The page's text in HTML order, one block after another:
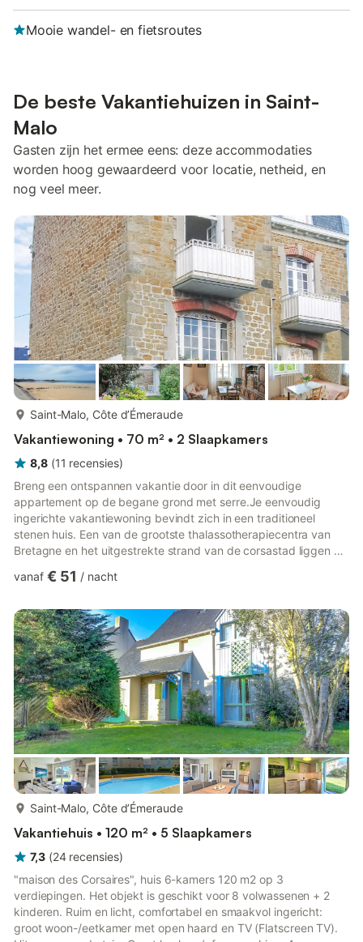
Mooie wandel- en fietsroutes
De beste Vakantiehuizen in Saint-
Malo
Gasten zijn het ermee eens: deze accommodaties
worden hoog gewaardeerd voor locatie, netheid, en
nog veel meer.
Saint-Malo, Côte d’Émeraude
Vakantiewoning • 70 m² • 2 Slaapkamers
8,8 (11 recensies)
Breng een ontspannen vakantie door in dit eenvoudige
appartement op de begane grond met serre.Je eenvoudig
ingerichte vakantiewoning bevindt zich in een traditioneel
stenen huis. Een van de grootste thalassotherapiecentra van
Bretagne en het uitgestrekte strand van de corsastad liggen op
eetkamer met houten meubels. Maak het jezelf gemakkelijk op
zorgt 's avonds voor entertainment. De kamers zijn licht en
goed verlicht dankzij de grote ramen.Geniet van de beschutte
serre met u...
vanaf € 51 / nacht
Saint-Malo, Côte d’Émeraude
Vakantiehuis • 120 m² • 5 Slaapkamers
7,3 (24 recensies)
"maison des Corsaires", huis 6-kamers 120 m2 op 3
verdiepingen. Het objekt is geschikt voor 8 volwassenen + 2
kinderen. Ruim en licht, comfortabel en smaakvol ingericht:
groot woon-/eetkamer met open haard en TV (Flatscreen TV).